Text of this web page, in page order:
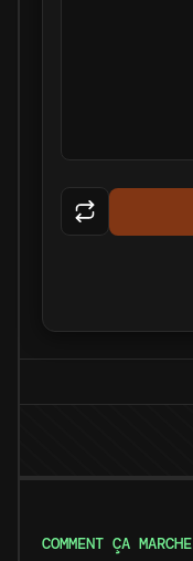
COMMENT ÇA MARCHE